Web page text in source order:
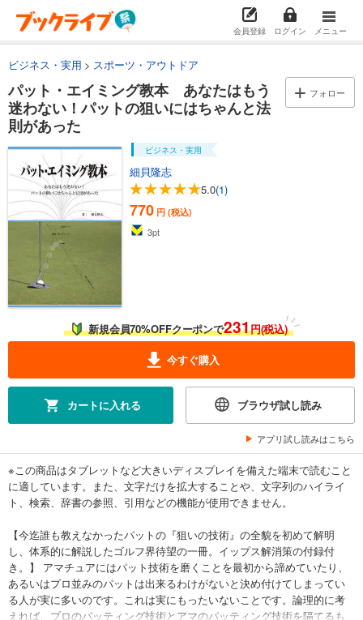
会員登録 ログイン メニュー
ビジネス・実用 スポーツ・アウトドア
パット・エイミング教本 あなたはもう
迷わない！パットの狙いにはちゃんと法
則があった
フォロー
ビジネス・実用
細貝隆志
5.0(1)
770 円 (税込)
3pt
新規会員70%OFFクーポンで231円(税込)
今すぐ購入
カートに入れる ブラウザ試し読み
アプリ試し読みはこちら
※この商品はタブレットなど大きいディスプレイを備えた端末で読むこと
に適しています。また、文字だけを拡大することや、文字列のハイライ
ト、検索、辞書の参照、引用などの機能が使用できません。
【今迄誰も教えなかったパットの『狙いの技術』の全貌を初めて解明
し、体系的に解説したゴルフ界待望の一冊。イップス解消策の付録付
き。】 アマチュアにはパット技術を磨くことを最初から諦めていたり、
あるいはプロ並みのパットは出来るわけがないと決め付けてしまってい
る人が実に多いのです。これは実にもったいないことです。論理的に考
えれば、プロのパッティング技術とアマのパッティング技術を隔てるも